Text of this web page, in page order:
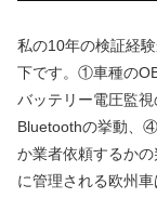
私の10年の検証経
下です。①車種の
バッテリー電圧監
Bluetoothの挙動、
か業者依頼するか
に管理される欧州